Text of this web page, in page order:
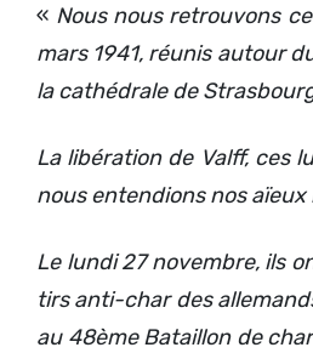
« Nous nous retrouvons
mars 1941, réunis autour
la cathédrale de
La libération de Valff, ces
nous entendions nos
Le lundi 27 novembre, ils
tirs anti-char des
au 48ème Bataillon de